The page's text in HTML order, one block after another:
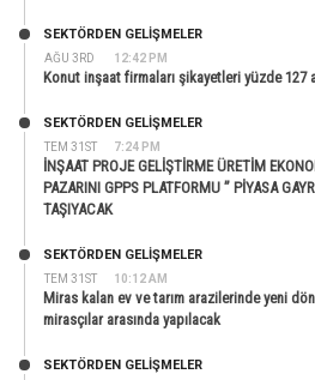
AĞU 3RD 12:42 PM
SEKTÖRDEN GELIŞMELER
Konut inşaat firmaları şikayetleri yüzde 127
TEM 31ST 7:24 PM
SEKTÖRDEN GELIŞMELER
İNŞAAT PROJE GELİŞTİRME ÜRETİM
PAZARINI GPPS PLATFORMU ” PİYASA
TAŞIYACAK
TEM 31ST 10:12 AM
SEKTÖRDEN GELIŞMELER
Miras kalan ev ve tarım arazilerinde yeni
mirasçılar arasında yapılacak
SEKTÖRDEN GELIŞMELER